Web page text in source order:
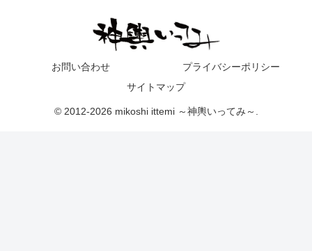
お問い合わせ
プライバシーポリシー
サイトマップ
© 2012-2026 mikoshi ittemi ～神輿いってみ～.